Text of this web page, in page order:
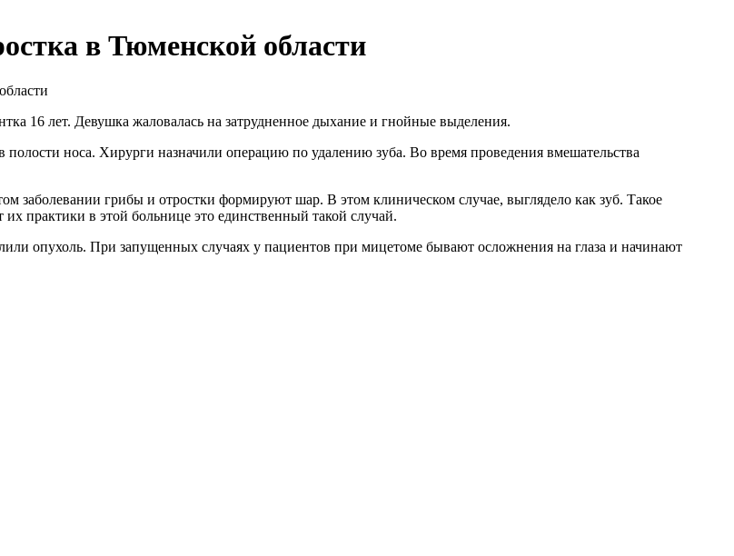
в Тюменской области
16 лет. Девушка жаловалась на затрудненное дыхание и гнойные выделения.
носа. Хирурги назначили операцию по удалению зуба. Во время проведения вмешательства
заболевании грибы и отростки формируют шар. В этом клиническом случае, выглядело как зуб. Такое
их практики в этой больнице это единственный такой случай.
опухоль. При запущенных случаях у пациентов при мицетоме бывают осложнения на глаза и начинают